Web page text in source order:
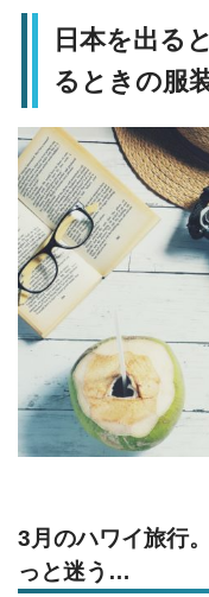
日本を出る
るときの服
3月のハワイ旅行
っと迷う…